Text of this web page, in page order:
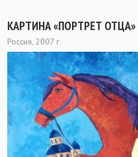
КАРТИНА «ПОРТРЕТ ОТЦА»
Россия, 2007 г.